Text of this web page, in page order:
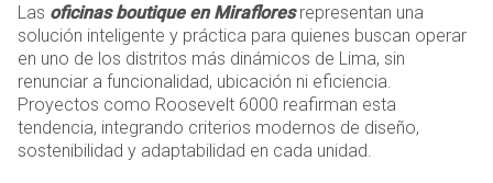
Las oficinas boutique en Mirafloresrepresentan una
solución inteligente y práctica para quienes buscan operar
en uno de los distritos más dinámicos de Lima, sin
renunciar a funcionalidad, ubicación ni eficiencia.
Proyectos como Roosevelt 6000 reafirman esta
tendencia, integrando criterios modernos de diseño,
sostenibilidad y adaptabilidad en cada unidad.